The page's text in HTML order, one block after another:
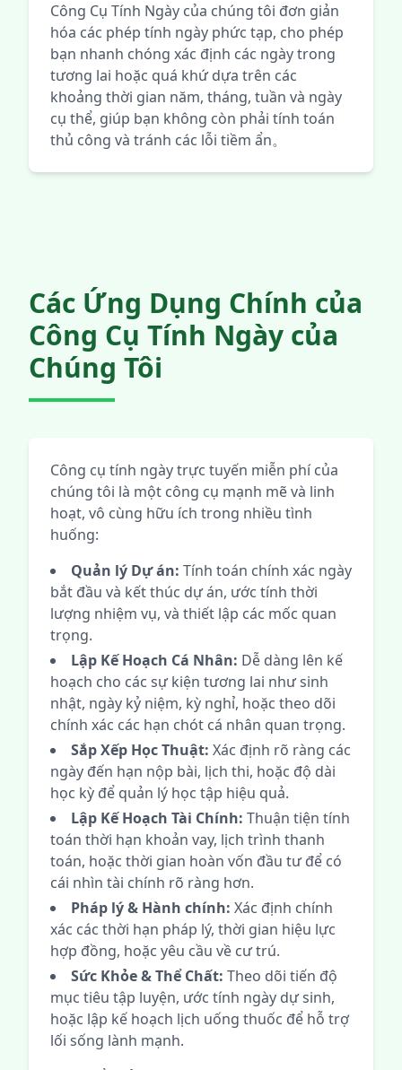
Công Cụ Tính Ngày của chúng tôi đơn giản
hóa các phép tính ngày phức tạp, cho phép
bạn nhanh chóng xác định các ngày trong
tương lai hoặc quá khứ dựa trên các
khoảng thời gian năm, tháng, tuần và ngày
cụ thể, giúp bạn không còn phải tính toán
thủ công và tránh các lỗi tiềm ẩn。
Các Ứng Dụng Chính của
Công Cụ Tính Ngày của
Chúng Tôi
Công cụ tính ngày trực tuyến miễn phí của
chúng tôi là một công cụ mạnh mẽ và linh
hoạt, vô cùng hữu ích trong nhiều tình
huống:
Quản lý Dự án: Tính toán chính xác ngày
bắt đầu và kết thúc dự án, ước tính thời
lượng nhiệm vụ, và thiết lập các mốc quan
trọng.
Lập Kế Hoạch Cá Nhân: Dễ dàng lên kế
hoạch cho các sự kiện tương lai như sinh
nhật, ngày kỷ niệm, kỳ nghỉ, hoặc theo dõi
chính xác các hạn chót cá nhân quan trọng.
Sắp Xếp Học Thuật: Xác định rõ ràng các
ngày đến hạn nộp bài, lịch thi, hoặc độ dài
học kỳ để quản lý học tập hiệu quả.
Lập Kế Hoạch Tài Chính: Thuận tiện tính
toán thời hạn khoản vay, lịch trình thanh
toán, hoặc thời gian hoàn vốn đầu tư để có
cái nhìn tài chính rõ ràng hơn.
Pháp lý & Hành chính: Xác định chính
xác các thời hạn pháp lý, thời gian hiệu lực
hợp đồng, hoặc yêu cầu về cư trú.
Sức Khỏe & Thể Chất: Theo dõi tiến độ
mục tiêu tập luyện, ước tính ngày dự sinh,
hoặc lập kế hoạch lịch uống thuốc để hỗ trợ
lối sống lành mạnh.